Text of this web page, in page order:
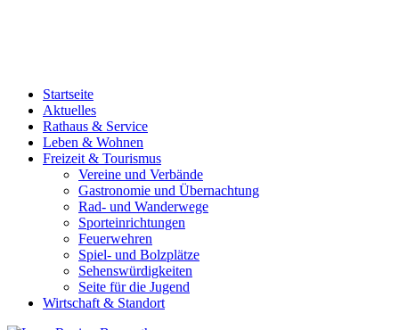
Startseite
Aktuelles
Rathaus & Service
Leben & Wohnen
Freizeit & Tourismus
Vereine und Verbände
Gastronomie und Übernachtung
Rad- und Wanderwege
Sporteinrichtungen
Feuerwehren
Spiel- und Bolzplätze
Sehenswürdigkeiten
Seite für die Jugend
Wirtschaft & Standort